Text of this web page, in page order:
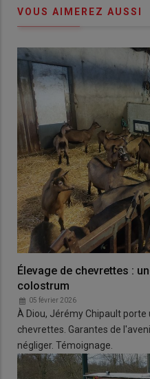
VOUS AIMEREZ AUSSI
Élevage de chevrettes :
colostrum
05 février 2026
À Diou, Jérémy Chipault porte
chevrettes. Garantes de
négliger. Témoignage.